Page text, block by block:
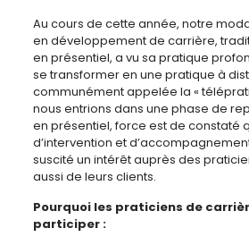
Au cours de cette année, notre
en développement de carrière,
en présentiel, a vu sa pratique
se transformer en une pratique à
communément appelée la «
nous entrions dans une phase de
en présentiel, force est de constaté
d’intervention et
suscité un intérêt auprès des
aussi de leurs clients.
Pourquoi les praticiens de
participer :